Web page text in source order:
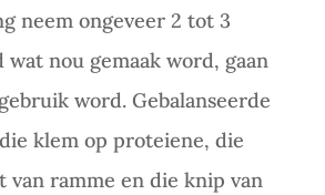
neem ongeveer 2 tot 3
wat nou gemaak word, gaan
word. Gebalanseerde
klem op proteiene, die
van ramme en die knip van